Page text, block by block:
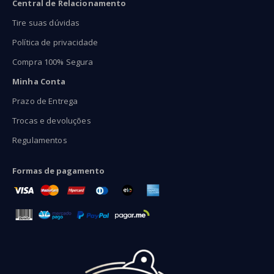
Central de Relacionamento
Tire suas dúvidas
Política de privacidade
Compra 100% Segura
Minha Conta
Prazo de Entrega
Trocas e devoluções
Regulamentos
Formas de pagamento